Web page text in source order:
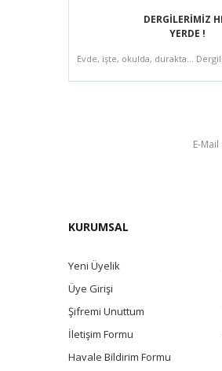
DERGİLERİMİZ
YERDE !
Evde, işte, okulda, durakta...
KURUMSAL
Yeni Üyelik
Üye Girişi
Şifremi Unuttum
İletişim Formu
Havale Bildirim Formu